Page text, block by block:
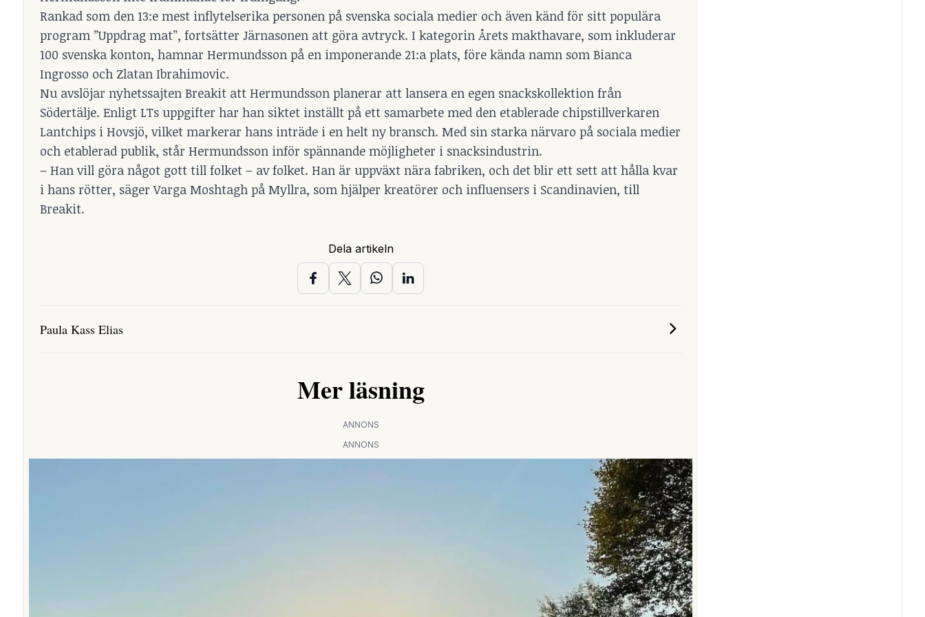
Rankad som den 13:e mest inflytelserika personen på svenska sociala medier och även känd för sitt populära
program ”Uppdrag mat”, fortsätter Järnasonen att göra avtryck. I kategorin Årets makthavare, som inkluderar
100 svenska konton, hamnar Hermundsson på en imponerande 21:a plats, före kända namn som Bianca
Ingrosso och Zlatan Ibrahimovic.
Nu avslöjar nyhetssajten Breakit att Hermundsson planerar att lansera en egen snackskollektion från
Södertälje. Enligt LTs uppgifter har han siktet inställt på ett samarbete med den etablerade chipstillverkaren
Lantchips i Hovsjö, vilket markerar hans inträde i en helt ny bransch. Med sin starka närvaro på sociala medier
och etablerad publik, står Hermundsson inför spännande möjligheter i snacksindustrin.
– Han vill göra något gott till folket – av folket. Han är uppväxt nära fabriken, och det blir ett sett att hålla kvar
i hans rötter, säger Varga Moshtagh på Myllra, som hjälper kreatörer och influensers i Scandinavien, till
Breakit.
Dela artikeln
Paula Kass Elias
Mer läsning
ANNONS
ANNONS